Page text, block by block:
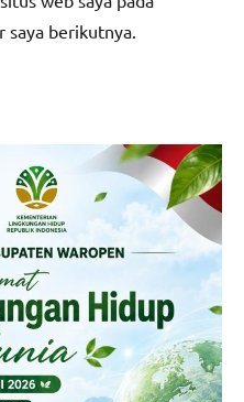
berikutnya.